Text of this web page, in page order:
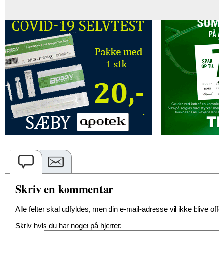
Skriv en kommentar
Alle felter skal udfyldes, men din e-mail-adresse vil ikke blive
Skriv hvis du har noget på hjertet: